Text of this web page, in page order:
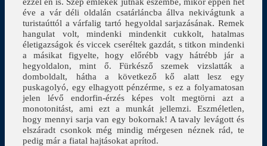
éve a vár déli oldalán csatárláncba állva nekivágtunk a
turistaúttól a várfalig tartó hegyoldal sarjazásának. Remek
hangulat volt, mindenki mindenkit cukkolt, hatalmas
életigazságok és viccek cseréltek gazdát, s titkon mindenki
a másikat figyelte, hogy előrébb vagy hátrébb jár a
hegyoldalon, mint ő. Fürkésző szemek vizslatták a
domboldalt, hátha a következő kő alatt lesz egy
puskagolyó, egy elhagyott pénzérme, s ez a folyamatosan
jelen lévő endorfin-érzés képes volt megtörni azt a
monotonitást, ami ezt a munkát jellemzi. Eszméletlen,
hogy mennyi sarja van egy bokornak! A tavaly levágott és
elszáradt csonkok még mindig mérgesen néznek rád, te
pedig már a fiatal hajtásokat aprítod.